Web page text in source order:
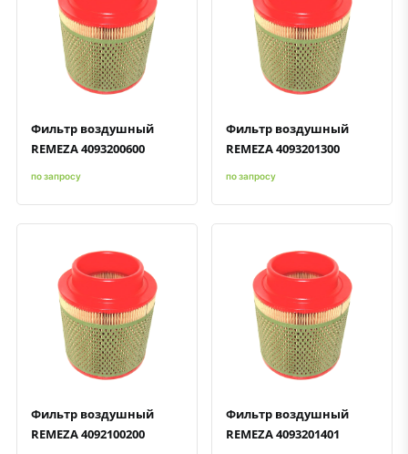
Быстрый просмотрДобавить к сравнению
Добавить в избранное
Фильтр воздушный
REMEZA 4093200600
по запросу
Быстрый просмотрДобавить к сравнению
Добавить в избранное
Фильтр воздушный
REMEZA 4093201300
по запросу
Быстрый просмотрДобавить к сравнению
Добавить в избранное
Фильтр воздушный
REMEZA 4092100200
Быстрый просмотрДобавить к сравнению
Добавить в избранное
Фильтр воздушный
REMEZA 4093201401